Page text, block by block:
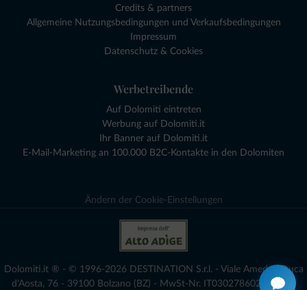
Credits & partners
Allgemeine Nutzungsbedingungen und Verkaufsbedingungen
Impressum
Datenschutz & Cookies
Werbetreibende
Auf Dolomiti eintreten
Werbung auf Dolomiti.it
Ihr Banner auf Dolomiti.it
E-Mail-Marketing an 100.000 B2C-Kontakte in den Dolomiten
Ändern der Cookie-Einstellungen
Dolomiti.it ® - © 1996-2026 DESTINATION S.r.l. - Viale Amedeo Duca
d'Aosta, 76 - 39100 Bolzano (BZ) - MwSt-Nr. IT03027860216 - voll